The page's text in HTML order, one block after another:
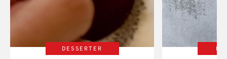
DESSERTER